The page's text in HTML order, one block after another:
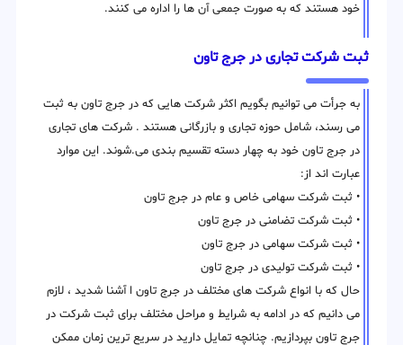
خود هستند که به صورت جمعی آن ها را اداره می کنند.
ثبت شرکت تجاری در جرج تاون
به جرأت می توانیم بگویم اکثر شرکت هایی که در جرج تاون به ثبت
می رسند، شامل حوزه تجاری و بازرگانی هستند . شرکت های تجاری
در جرج تاون خود به چهار دسته تقسیم بندی می.شوند. این موارد
عبارت اند از:
• ثبت شرکت سهامی خاص و عام در جرج تاون
• ثبت شرکت تضامنی در جرج تاون
• ثبت شرکت سهامی در جرج تاون
• ثبت شرکت تولیدی در جرج تاون
حال که با انواع شرکت های مختلف در جرج تاون ا آشنا شدید ، لازم
می دانیم که در ادامه به شرایط و مراحل مختلف برای ثبت شرکت در
جرج تاون بپردازیم. چنانچه تمایل دارید در سریع ترین زمان ممکن